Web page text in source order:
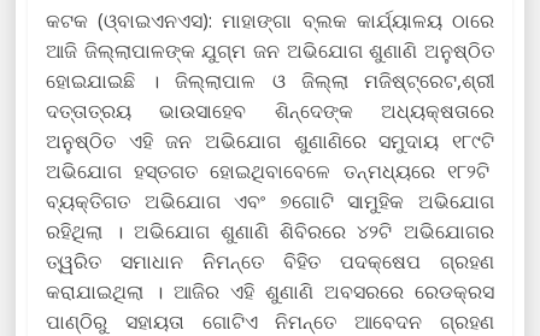
କଟକ (ଓ୍ବାଇଏନଏସ): ମାହାଙ୍ଗା ବ୍ଲକ କାର୍ଯ୍ୟାଳୟ ଠାରେ
ଆଜି ଜିଲ୍ଲାପାଳଙ୍କ ଯୁଗ୍ମ ଜନ ଅଭିଯୋଗ ଶୁଣାଣି ଅନୁଷ୍ଠିତ
ହୋଇଯାଇଛି । ଜିଲ୍ଲାପାଳ ଓ ଜିଲ୍ଲା ମଜିଷ୍ଟ୍ରେଟ,ଶ୍ରୀ
ଦତ୍ତାତ୍ରୟ ଭାଉସାହେବ ଶିନ୍ଦେଙ୍କ ଅଧ୍ୟକ୍ଷତାରେ
ଅନୁଷ୍ଠିତ ଏହି ଜନ ଅଭିଯୋଗ ଶୁଣାଣିରେ ସମୁଦାୟ ୧୮୯ଟି
ଅଭିଯୋଗ ହସ୍ତଗତ ହୋଇଥିବାବେଳେ ତନ୍ମଧ୍ୟରେ ୧୮୨ଟି
ବ୍ୟକ୍ତିଗତ ଅଭିଯୋଗ ଏବଂ ୭ଗୋଟି ସାମୁହିକ ଅଭିଯୋଗ
ରହିଥିଲା । ଅଭିଯୋଗ ଶୁଣାଣି ଶିବିରରେ ୪୨ଟି ଅଭିଯୋଗର
ତ୍ୱରିତ ସମାଧାନ ନିମନ୍ତେ ବିହିତ ପଦକ୍ଷେପ ଗ୍ରହଣ
କରାଯାଇଥିଲା । ଆଜିର ଏହି ଶୁଣାଣି ଅବସରରେ ରେଡକ୍ରସ
ପାଣ୍ଠିରୁ ସହାୟତା ଗୋଟିଏ ନିମନ୍ତେ ଆବେଦନ ଗ୍ରହଣ